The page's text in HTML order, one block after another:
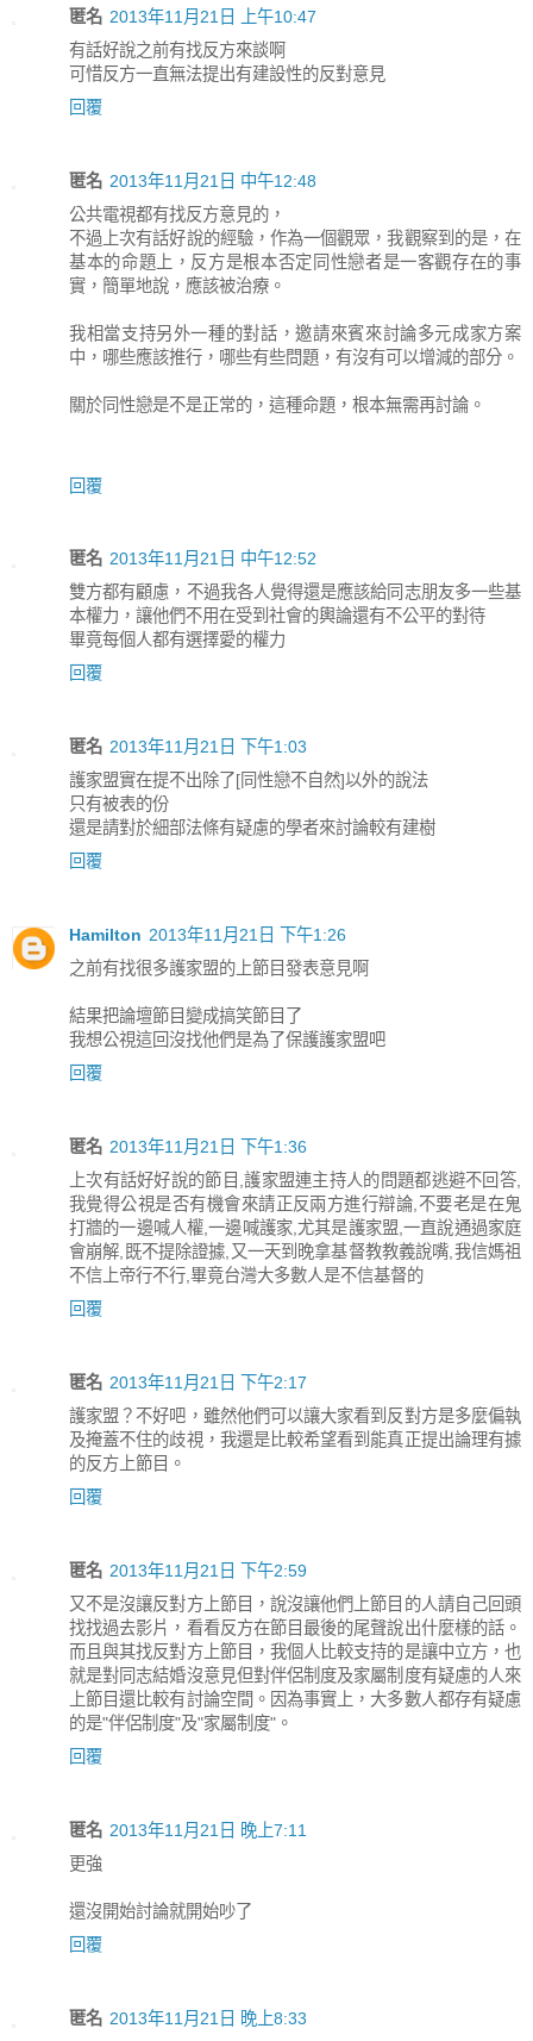
匿名 2013年11月21日 上午10:47
有話好說之前有找反方來談啊
可惜反方一直無法提出有建設性的反對意見
回覆
匿名 2013年11月21日 中午12:48
公共電視都有找反方意見的，
不過上次有話好說的經驗，作為一個觀眾，我觀察到的是，在
基本的命題上，反方是根本否定同性戀者是一客觀存在的事
實，簡單地說，應該被治療。
我相當支持另外一種的對話，邀請來賓來討論多元成家方案
中，哪些應該推行，哪些有些問題，有沒有可以增減的部分。
關於同性戀是不是正常的，這種命題，根本無需再討論。
回覆
匿名 2013年11月21日 中午12:52
雙方都有顧慮，不過我各人覺得還是應該給同志朋友多一些基
本權力，讓他們不用在受到社會的輿論還有不公平的對待
畢竟每個人都有選擇愛的權力
回覆
匿名 2013年11月21日 下午1:03
護家盟實在提不出除了[同性戀不自然]以外的說法
只有被表的份
還是請對於細部法條有疑慮的學者來討論較有建樹
回覆
Hamilton 2013年11月21日 下午1:26
之前有找很多護家盟的上節目發表意見啊
結果把論壇節目變成搞笑節目了
我想公視這回沒找他們是為了保護護家盟吧
回覆
匿名 2013年11月21日 下午1:36
上次有話好好說的節目,護家盟連主持人的問題都逃避不回答,
我覺得公視是否有機會來請正反兩方進行辯論,不要老是在鬼
打牆的一邊喊人權,一邊喊護家,尤其是護家盟,一直說通過家庭
會崩解,既不提除證據,又一天到晚拿基督教教義說嘴,我信媽祖
不信上帝行不行,畢竟台灣大多數人是不信基督的
回覆
匿名 2013年11月21日 下午2:17
護家盟？不好吧，雖然他們可以讓大家看到反對方是多麼偏執
及掩蓋不住的歧視，我還是比較希望看到能真正提出論理有據
的反方上節目。
回覆
匿名 2013年11月21日 下午2:59
又不是沒讓反對方上節目，說沒讓他們上節目的人請自己回頭
找找過去影片，看看反方在節目最後的尾聲說出什麼樣的話。
而且與其找反對方上節目，我個人比較支持的是讓中立方，也
就是對同志結婚沒意見但對伴侶制度及家屬制度有疑慮的人來
上節目還比較有討論空間。因為事實上，大多數人都存有疑慮
的是"伴侶制度"及"家屬制度"。
回覆
匿名 2013年11月21日 晚上7:11
更強
還沒開始討論就開始吵了
回覆
匿名 2013年11月21日 晚上8:33